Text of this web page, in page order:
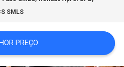
SMLS
PREÇO